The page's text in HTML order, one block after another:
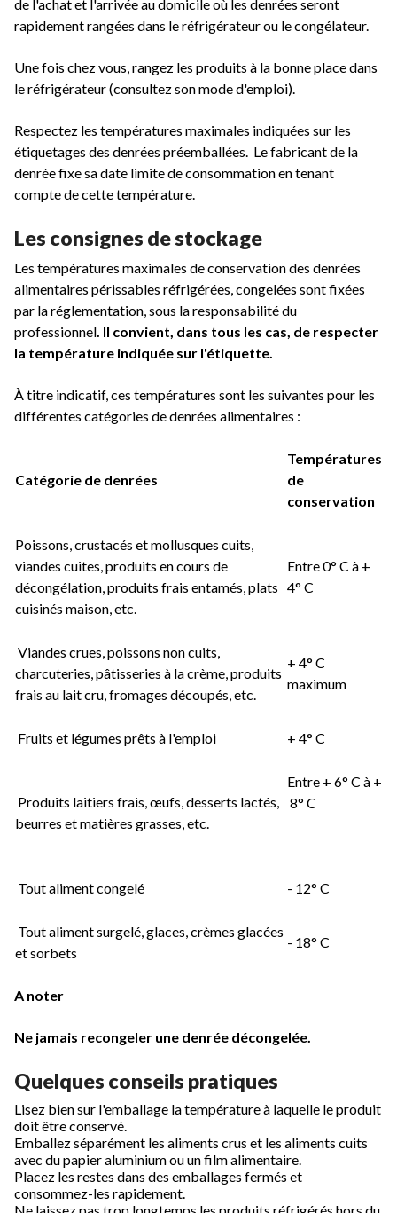
de l'achat et l'arrivée au domicile où les denrées seront
rapidement rangées dans le réfrigérateur ou le congélateur.
Une fois chez vous, rangez les produits à la bonne place dans
le réfrigérateur (consultez son mode d'emploi).
Respectez les températures maximales indiquées sur les
étiquetages des denrées préemballées. Le fabricant de la
denrée fixe sa date limite de consommation en tenant
compte de cette température.
Les consignes de stockage
Les températures maximales de conservation des denrées
alimentaires périssables réfrigérées, congelées sont fixées
par la réglementation, sous la responsabilité du
professionnel. Il convient, dans tous les cas, de respecter
la température indiquée sur l'étiquette.
À titre indicatif, ces températures sont les suivantes pour les
différentes catégories de denrées alimentaires :
Catégorie de denrées
Températures
de
conservation
Poissons, crustacés et mollusques cuits,
viandes cuites, produits en cours de
décongélation, produits frais entamés, plats
cuisinés maison, etc.
Entre 0° C à +
4° C
Viandes crues, poissons non cuits,
charcuteries, pâtisseries à la crème, produits
frais au lait cru, fromages découpés, etc.
+ 4° C
maximum
Fruits et légumes prêts à l'emploi + 4° C
Produits laitiers frais, œufs, desserts lactés,
beurres et matières grasses, etc.
Entre + 6° C à +
8° C
Tout aliment congelé - 12° C
Tout aliment surgelé, glaces, crèmes glacées
et sorbets
- 18° C
A noter
Ne jamais recongeler une denrée décongelée.
Quelques conseils pratiques
Lisez bien sur l'emballage la température à laquelle le produit
doit être conservé.
Emballez séparément les aliments crus et les aliments cuits
avec du papier aluminium ou un film alimentaire.
Placez les restes dans des emballages fermés et
consommez-les rapidement.